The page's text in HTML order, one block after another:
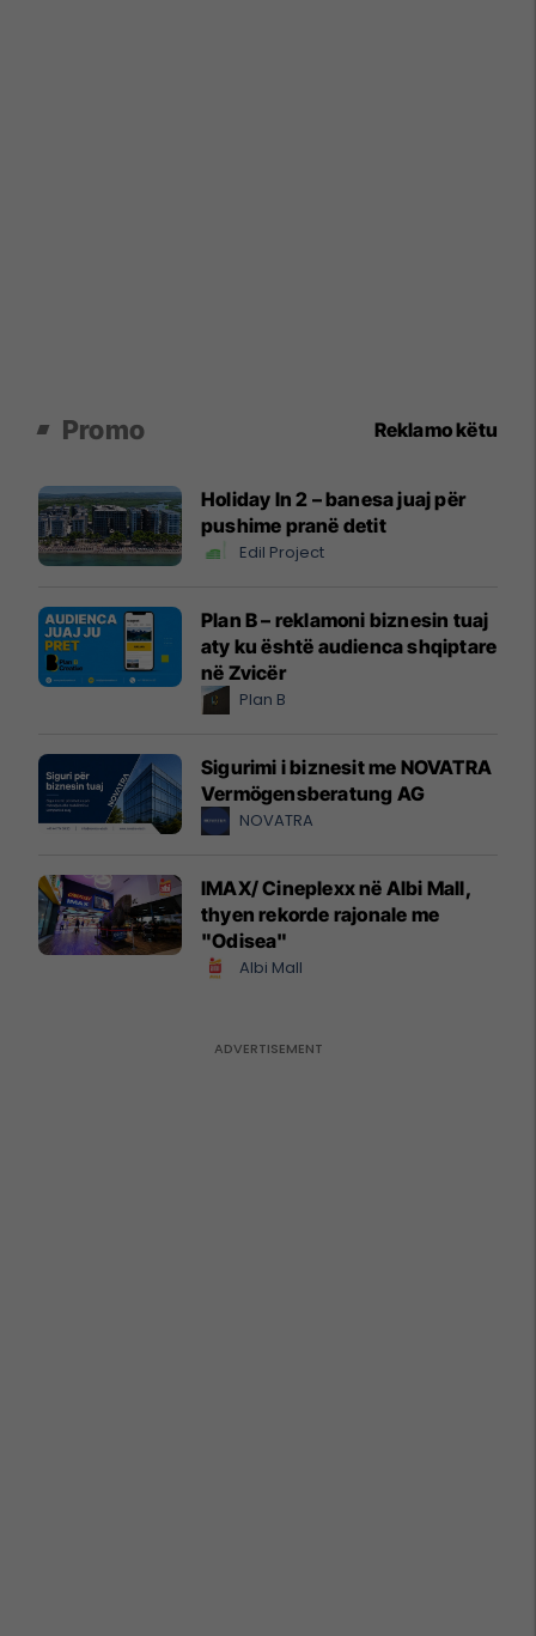
Promo Reklamo këtu
Holiday In 2 – banesa juaj për
pushime pranë detit
Edil Project
Plan B – reklamoni biznesin tuaj
aty ku është audienca shqiptare
në Zvicër
Plan B
Sigurimi i biznesit me NOVATRA
Vermögensberatung AG
NOVATRA
IMAX/ Cineplexx në Albi Mall,
thyen rekorde rajonale me
"Odisea"
Albi Mall